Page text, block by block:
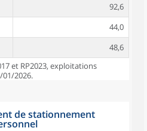
92,6
44,0
48,6
et RP2023, exploitations
01/2026.
de stationnement